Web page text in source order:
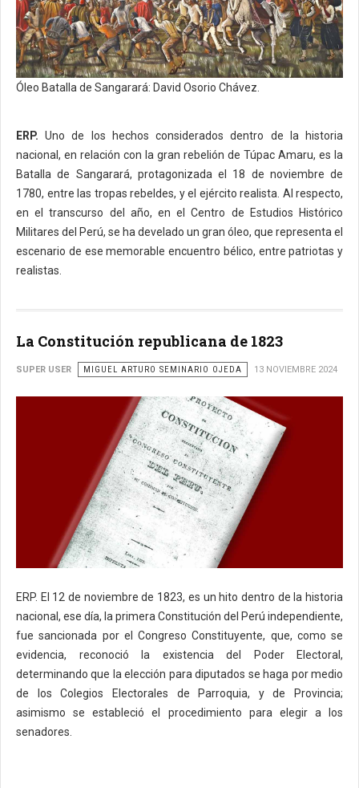
Óleo Batalla de Sangarará: David Osorio Chávez.
ERP. Uno de los hechos considerados dentro de la historia
nacional, en relación con la gran rebelión de Túpac Amaru, es la
Batalla de Sangarará, protagonizada el 18 de noviembre de
1780, entre las tropas rebeldes, y el ejército realista. Al respecto,
en el transcurso del año, en el Centro de Estudios Histórico
Militares del Perú, se ha develado un gran óleo, que representa el
escenario de ese memorable encuentro bélico, entre patriotas y
realistas.
La Constitución republicana de 1823
SUPER USER MIGUEL ARTURO SEMINARIO OJEDA 13 NOVIEMBRE 2024
ERP. El 12 de noviembre de 1823, es un hito dentro de la historia
nacional, ese día, la primera Constitución del Perú independiente,
fue sancionada por el Congreso Constituyente, que, como se
evidencia, reconoció la existencia del Poder Electoral,
determinando que la elección para diputados se haga por medio
de los Colegios Electorales de Parroquia, y de Provincia;
asimismo se estableció el procedimiento para elegir a los
senadores.